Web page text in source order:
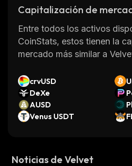
Capitalización de
Entre todos los activos
CoinStats, estos tienen la
mercado más similar a
crvUSD
DeXe
AUSD
Venus USDT
Noticias de Velvet